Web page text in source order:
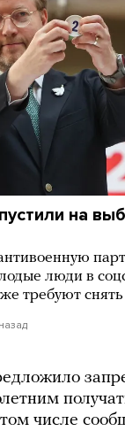
на
люди в
требуют
числе